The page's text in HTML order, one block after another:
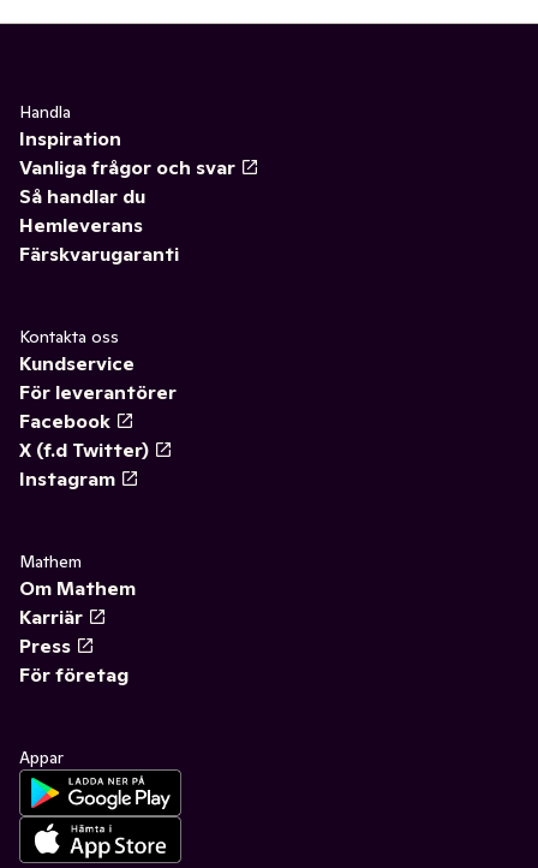
Handla
Inspiration
Vanliga frågor och svar
Så handlar du
Hemleverans
Färskvarugaranti
Kontakta oss
Kundservice
För leverantörer
Facebook
X (f.d Twitter)
Instagram
Mathem
Om Mathem
Karriär
Press
För företag
Appar